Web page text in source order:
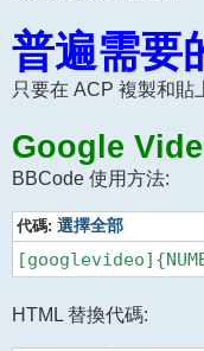
普遍需要
只要在 ACP 複製和貼
Google
BBCode 使用方法:
代碼: 選擇全部
HTML 替換代碼: